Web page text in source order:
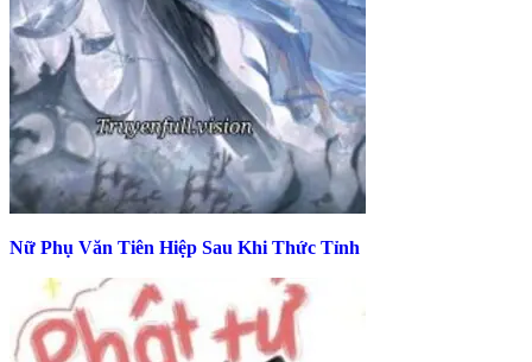
Nữ Phụ Văn Tiên Hiệp Sau Khi Thức Tỉnh